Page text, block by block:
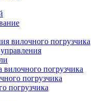
вилочного погрузчика
вилочного погрузчика
погрузчика
погрузчика